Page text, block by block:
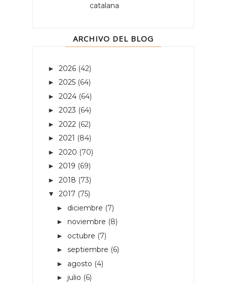
catalana
ARCHIVO DEL BLOG
► 2026 (42)
► 2025 (64)
► 2024 (64)
► 2023 (64)
► 2022 (62)
► 2021 (84)
► 2020 (70)
► 2019 (69)
► 2018 (73)
▼ 2017 (75)
► diciembre (7)
► noviembre (8)
► octubre (7)
► septiembre (6)
► agosto (4)
► julio (6)